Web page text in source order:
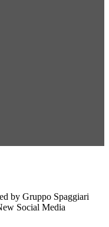
by Gruppo Spaggiari
Social Media